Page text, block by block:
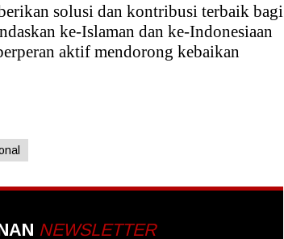
solusi dan kontribusi terbaik bagi
ke-Islaman dan ke-Indonesiaan
aktif mendorong kebaikan
NEWSLETTER